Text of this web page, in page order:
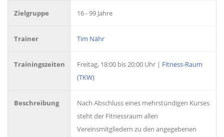
Zielgruppe 16 - 99 Jahre
Trainer Tim Nähr
Trainingszeiten Freitag, 18:00 bis 20:00 Uhr | Fitness-Raum
(TKW)
Beschreibung
Nach Abschluss eines mehrstündigen Kurses
steht der Fitnessraum allen
Vereinsmitgliedern zu den angegebenen